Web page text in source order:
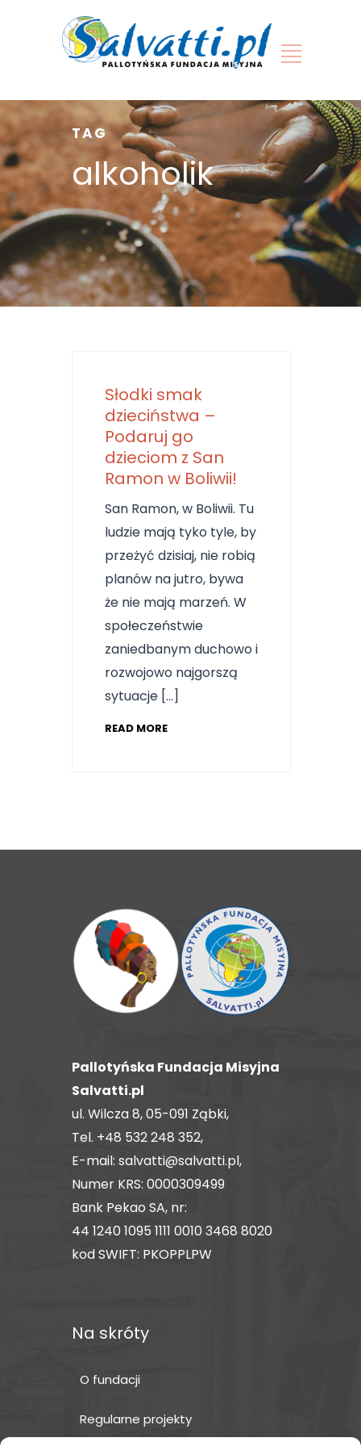
TAG
alkoholik
Słodki smak
dzieciństwa –
Podaruj go
dzieciom z San
Ramon w Boliwii!
San Ramon, w Boliwii. Tu
ludzie mają tyko tyle, by
przeżyć dzisiaj, nie robią
planów na jutro, bywa
że nie mają marzeń. W
społeczeństwie
zaniedbanym duchowo i
rozwojowo najgorszą
sytuacje […]
READ MORE
Pallotyńska Fundacja Misyjna
Salvatti.pl
ul. Wilcza 8, 05-091 Ząbki,
Tel. +48 532 248 352,
E-mail: salvatti@salvatti.pl,
Numer KRS: 0000309499
Bank Pekao SA, nr:
44 1240 1095 1111 0010 3468 8020
kod SWIFT: PKOPPLPW
Na skróty
O fundacji
Regularne projekty